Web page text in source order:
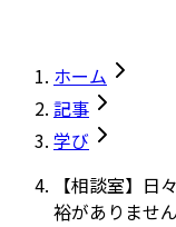
ホーム
記事
学び
【相談室】日
裕がありません